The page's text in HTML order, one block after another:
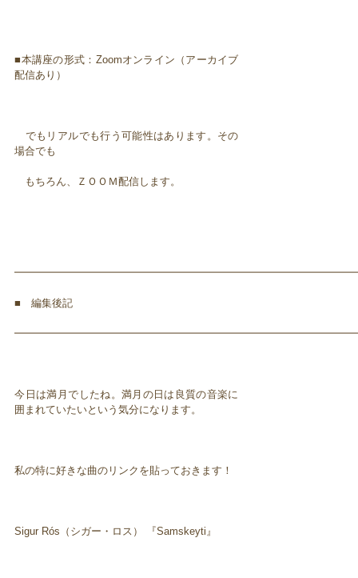
■本講座の形式：Zoomオンライン（アーカイブ
配信あり）
でもリアルでも行う可能性はあります。その
場合でも
もちろん、ＺＯＯＭ配信します。
■ 編集後記
今日は満月でしたね。満月の日は良質の音楽に
囲まれていたいという気分になります。
私の特に好きな曲のリンクを貼っておきます！
Sigur Rós（シガー・ロス） 『Samskeyti』